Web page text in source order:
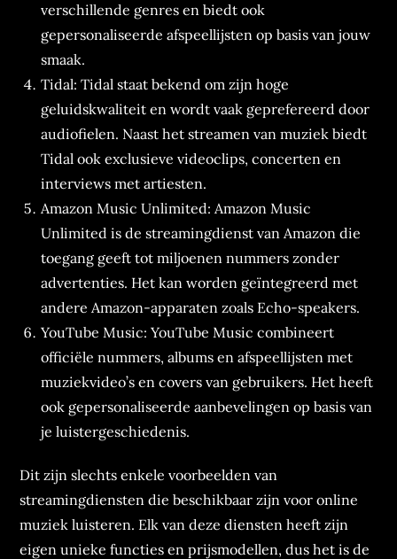
verschillende genres en biedt ook
gepersonaliseerde afspeellijsten op basis van jouw
smaak.
Tidal: Tidal staat bekend om zijn hoge
geluidskwaliteit en wordt vaak geprefereerd door
audiofielen. Naast het streamen van muziek biedt
Tidal ook exclusieve videoclips, concerten en
interviews met artiesten.
Amazon Music Unlimited: Amazon Music
Unlimited is de streamingdienst van Amazon die
toegang geeft tot miljoenen nummers zonder
advertenties. Het kan worden geïntegreerd met
andere Amazon-apparaten zoals Echo-speakers.
YouTube Music: YouTube Music combineert
officiële nummers, albums en afspeellijsten met
muziekvideo’s en covers van gebruikers. Het heeft
ook gepersonaliseerde aanbevelingen op basis van
je luistergeschiedenis.
Dit zijn slechts enkele voorbeelden van
streamingdiensten die beschikbaar zijn voor online
muziek luisteren. Elk van deze diensten heeft zijn
eigen unieke functies en prijsmodellen, dus het is de